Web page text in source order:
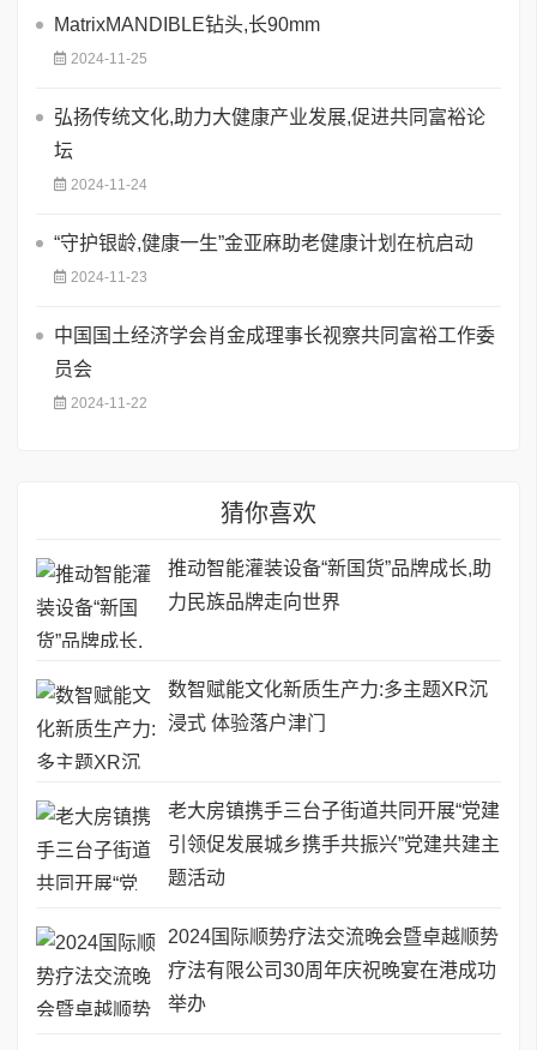
MatrixMANDIBLE钻头,长90mm
2024-11-25
弘扬传统文化,助力大健康产业发展,促进共同富裕论
坛
2024-11-24
“守护银龄,健康一生”金亚麻助老健康计划在杭启动
2024-11-23
中国国土经济学会肖金成理事长视察共同富裕工作委
员会
2024-11-22
猜你喜欢
推动智能灌装设备“新国货”品牌成长,助
力民族品牌走向世界
数智赋能文化新质生产力:多主题XR沉
浸式 体验落户津门
老大房镇携手三台子街道共同开展“党建
引领促发展城乡携手共振兴”党建共建主
题活动
2024国际顺势疗法交流晚会暨卓越顺势
疗法有限公司30周年庆祝晚宴在港成功
举办